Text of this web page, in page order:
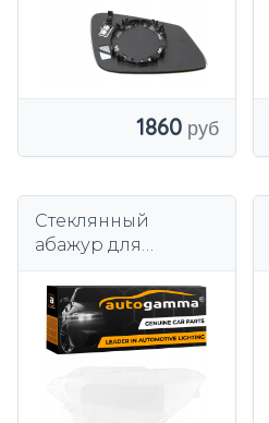
1860
Стеклянный
абажур для
фар BMW 1 серии
F20 (11-15) левый